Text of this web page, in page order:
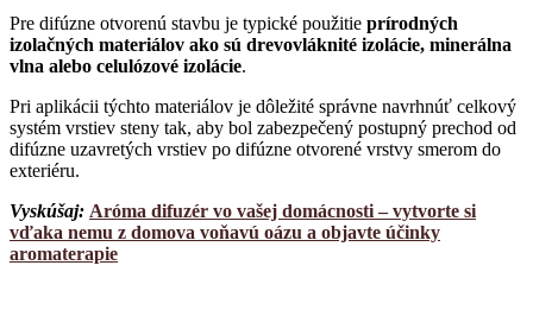
Pre difúzne otvorenú stavbu je typické použitie prírodných
izolačných materiálov ako sú drevovláknité izolácie, minerálna
vlna alebo celulózové izolácie.
Pri aplikácii týchto materiálov je dôležité správne navrhnúť celkový
systém vrstiev steny tak, aby bol zabezpečený postupný prechod od
difúzne uzavretých vrstiev po difúzne otvorené vrstvy smerom do
exteriéru.
Vyskúšaj: Aróma difuzér vo vašej domácnosti – vytvorte si
vďaka nemu z domova voňavú oázu a objavte účinky
aromaterapie